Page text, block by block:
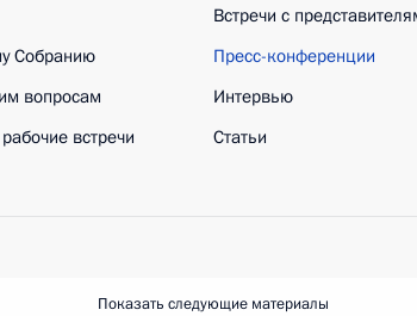
Собранию
вопросам
встречи
Встречи с
Пресс-конференции
Интервью
Статьи
Показать следующие материалы